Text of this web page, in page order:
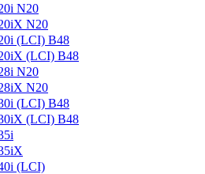
N20
N20
(LCI) B48
(LCI) B48
N20
N20
(LCI) B48
(LCI) B48
(LCI)